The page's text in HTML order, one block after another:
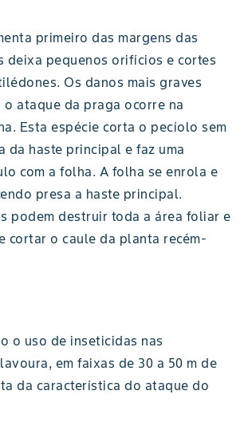
primeiro das margens das
deixa pequenos orifícios e cortes
Os danos mais graves
o ataque da praga ocorre na
Esta espécie corta o pecíolo sem
da haste principal e faz uma
com a folha. A folha se enrola e
presa a haste principal.
podem destruir toda a área foliar e
cortar o caule da planta recém-
o uso de inseticidas nas
em faixas de 30 a 50 m de
da característica do ataque do